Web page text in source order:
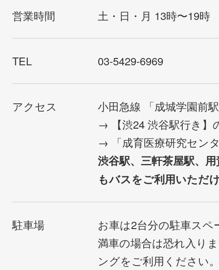
営業時間 土・日・月 13時〜19時
TEL 03-5429-6969
アクセス
小田急線 「成城学園前
→ 【渋24 渋谷駅行き】
→ 「成育医療研究セン
渋谷駅、三軒茶屋駅、
もバスをご利用いただ
駐車場
お車は2台分の駐車ス
満車の場合は恐れ入り
ングをご利用ください